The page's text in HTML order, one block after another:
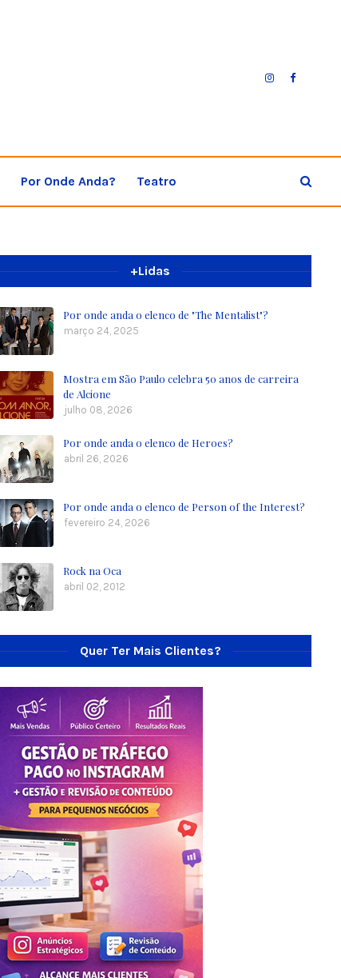
Por Onde Anda? Teatro
+Lidas
Por onde anda o elenco de "The Mentalist"?
março 24, 2025
Mostra em São Paulo celebra 50 anos de carreira
de Alcione
julho 08, 2026
Por onde anda o elenco de Heroes?
abril 26, 2026
Por onde anda o elenco de Person of the Interest?
fevereiro 24, 2026
Rock na Oca
abril 02, 2012
Quer Ter Mais Clientes?